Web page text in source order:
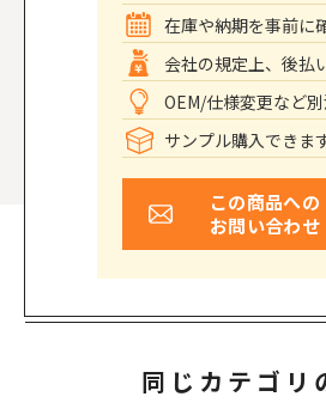
在庫や納期を事前に
会社の規定上、後払
OEM/仕様変更など
サンプル購入できま
この商品への
お問い合わせ
同じカテゴリ